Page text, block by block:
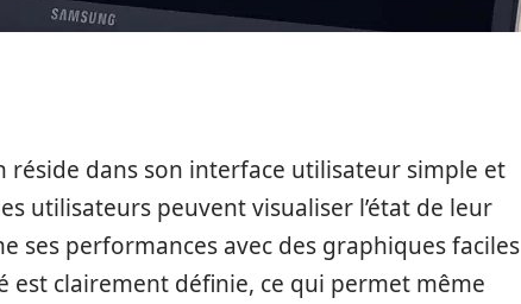
réside dans son interface utilisateur simple et
utilisateurs peuvent visualiser l’état de leur
ses performances avec des graphiques faciles
clairement définie, ce qui permet même